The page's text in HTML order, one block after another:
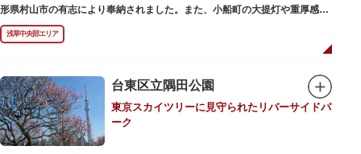
形県村山市の有志により奉納されました。また、小船町の大提灯や重厚感あ
ふれる吊灯篭も存在感を放ち、参拝客を迎えてくれます。
宝蔵門は、平安時代、武蔵守に任命された平公雅（たいらのきみまさ）によ
在の門は1964年にホテルニューオオタニ創始者・大谷米太郎の寄進により本
瓦葺きで再建された（2007年チタン瓦に葺き替え）楼門です。上層部には仏
教の経典である『元版⼀切経（げんばんいっさいきょう）』や寺宝が収蔵さ
れています。
浅草中央部エリア
台東区立隅田公園
東京スカイツリーに見守られたリバーサイドパ
ーク